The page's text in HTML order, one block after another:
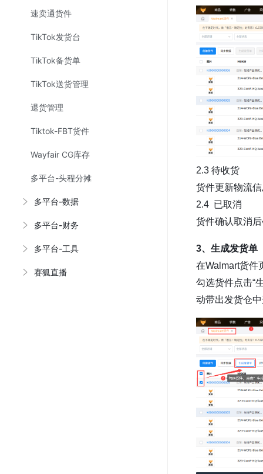
2.3 待收货
货件更新物流
2.4 已取消
货件确认取消
3、生成发货单
在Walmart货件
勾选货件点击“
动带出发货仓
速卖通货件
TikTok发货台
TikTok备货单
TikTok送货管理
退货管理
Tiktok-FBT货件
Wayfair CG库存
多平台-头程分摊
多平台-数据
多平台-财务
多平台-工具
赛狐直播